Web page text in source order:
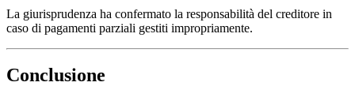
La giurisprudenza ha confermato la responsabilità del creditore in
caso di pagamenti parziali gestiti impropriamente.
Conclusione